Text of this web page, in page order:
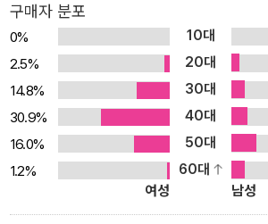
족’을 찾아 나선 한 남자의 플라멩코 정복기 “그래, 어쩌다 이 일을 하
게 됐어?” 남훈 씨가 묻자 늙다리 청년의 눈동
인상적일 만큼 자그맣고 희미한 빛깔을 띠고
이 필요해서죠.” 청년이 꼼꼼히 마스크를 추
가? 결혼은 했어?” “그런 것까지 말해야 하나
지가 소복이 쌓인 봄날의 작업장, 그곳에 주차
앞에서 주인공 허남훈이 한 청년을 만나면서
동안 굴착기를 운전해온 남훈 씨는 은퇴를 결
구매자 분포
0% 10대
2.5%
20대
14.8%
30대
30.9%
40대
16.0%
50대
1.2%
60대
여성
남성